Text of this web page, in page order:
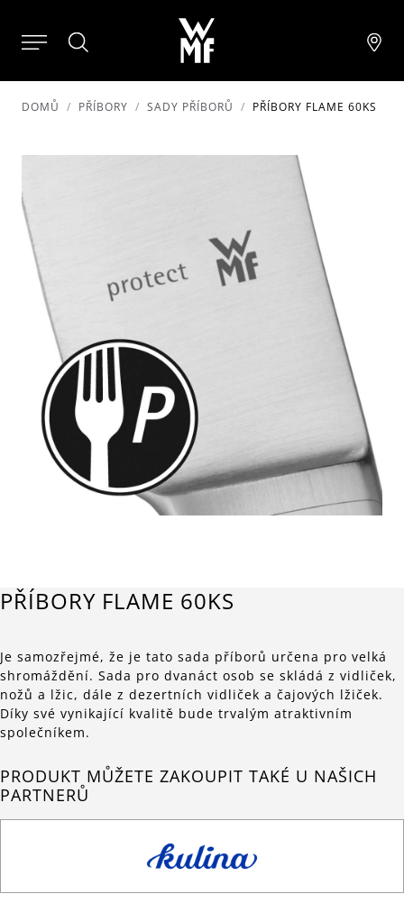
DOMŮ PŘÍBORY SADY PŘÍBORŮ PŘÍBORY FLAME 60KS
PŘÍBORY FLAME 60KS
Je samozřejmé, že je tato sada příborů určena pro velká
shromáždění. Sada pro dvanáct osob se skládá z vidliček,
nožů a lžic, dále z dezertních vidliček a čajových lžiček.
Díky své vynikající kvalitě bude trvalým atraktivním
společníkem.
PRODUKT MŮŽETE ZAKOUPIT TAKÉ U NAŠICH
PARTNERŮ